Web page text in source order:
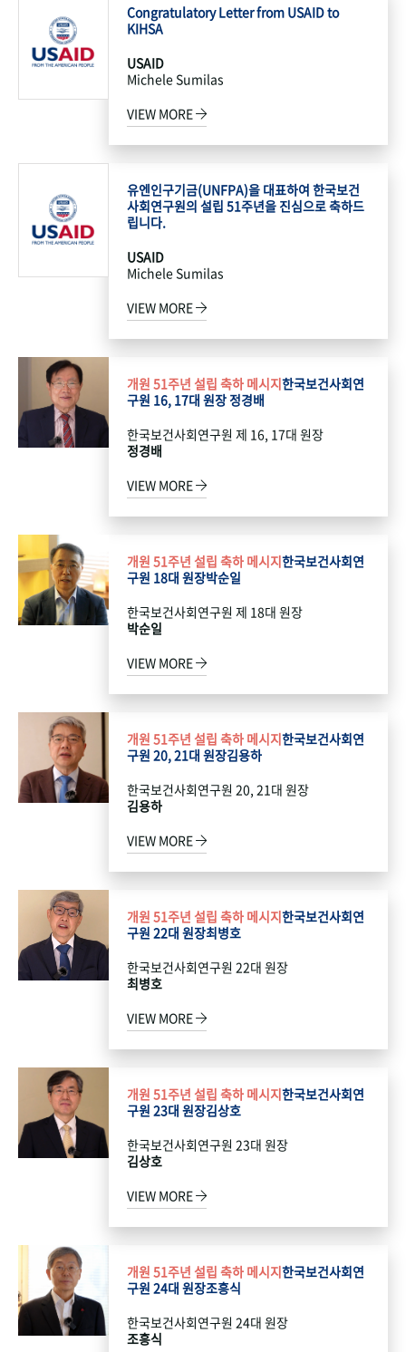
Congratulatory Letter from USAID to
KIHSA
USAID
Michele Sumilas
VIEW MORE
유엔인구기금(UNFPA)을 대표하여 한국보건
사회연구원의 설립 51주년을 진심으로 축하드
립니다.
USAID
Michele Sumilas
VIEW MORE
개원 51주년 설립 축하 메시지한국보건사회연
구원 16, 17대 원장 정경배
한국보건사회연구원 제 16, 17대 원장
정경배
VIEW MORE
개원 51주년 설립 축하 메시지한국보건사회연
구원 18대 원장박순일
한국보건사회연구원 제 18대 원장
박순일
VIEW MORE
개원 51주년 설립 축하 메시지한국보건사회연
구원 20, 21대 원장김용하
한국보건사회연구원 20, 21대 원장
김용하
VIEW MORE
개원 51주년 설립 축하 메시지한국보건사회연
구원 22대 원장최병호
한국보건사회연구원 22대 원장
최병호
VIEW MORE
개원 51주년 설립 축하 메시지한국보건사회연
구원 23대 원장김상호
한국보건사회연구원 23대 원장
김상호
VIEW MORE
개원 51주년 설립 축하 메시지한국보건사회연
구원 24대 원장조흥식
한국보건사회연구원 24대 원장
조흥식